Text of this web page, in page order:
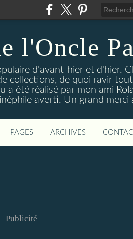
l'Oncle
d'avant-hier et d'hier.
collections, de quoi ravir
été réalisé par mon ami
averti. Un grand merci
PAGES ARCHIVES
Publicité